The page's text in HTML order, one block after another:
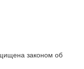
законом об